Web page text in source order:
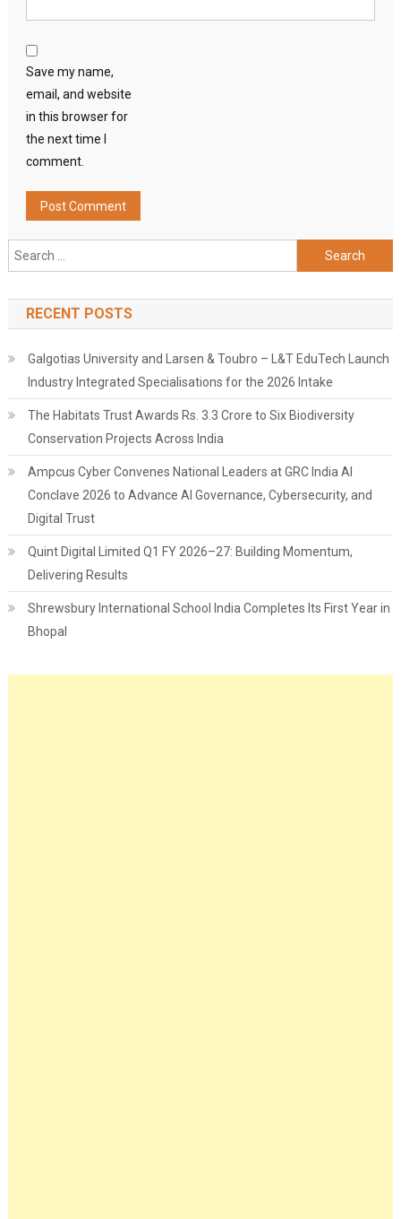
Save my name,
email, and website
in this browser for
the next time I
comment.
Search
for:
RECENT POSTS
Galgotias University and Larsen & Toubro – L&T EduTech Launch
Industry Integrated Specialisations for the 2026 Intake
The Habitats Trust Awards Rs. 3.3 Crore to Six Biodiversity
Conservation Projects Across India
Ampcus Cyber Convenes National Leaders at GRC India AI
Conclave 2026 to Advance AI Governance, Cybersecurity, and
Digital Trust
Quint Digital Limited Q1 FY 2026–27: Building Momentum,
Delivering Results
Shrewsbury International School India Completes Its First Year in
Bhopal